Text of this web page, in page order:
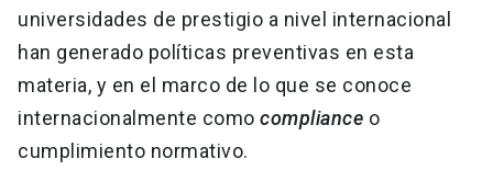
universidades de prestigio a nivel internacional
han generado políticas preventivas en esta
materia, y en el marco de lo que se conoce
internacionalmente como compliance o
cumplimiento normativo.